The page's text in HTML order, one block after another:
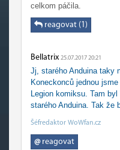
celkom páčila.
reagovat (1)
Bellatrix 25.07.2017 20:21
Jj, starého Anduina taky
Koneckonců jednou
Legion komiksu. Tam
starého Anduina. Tak že
Šéfredaktor WoWfan.cz
@reagovat